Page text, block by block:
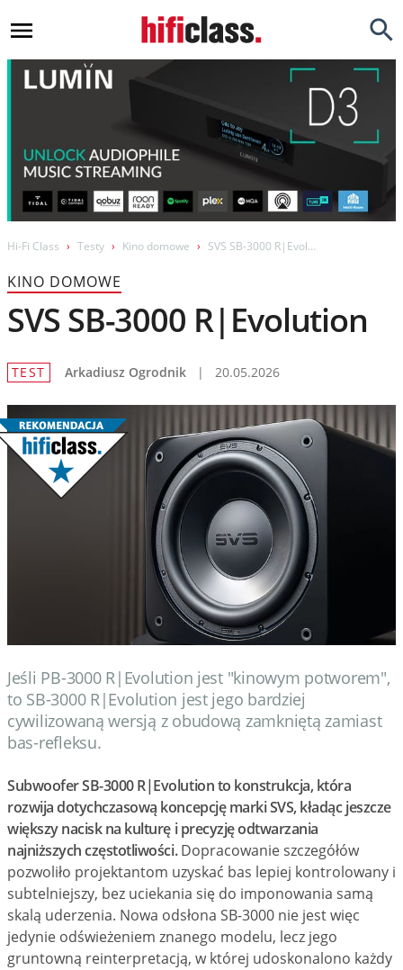
Testy
Opinie
Okazje
Gadżety
Porady
Prezentacje
Wywiady
Muzyka
Filmy
Hi-Fi Class Testy Kino domowe SVS SB-3000 R|Evolution
KINO DOMOWE
SVS SB-3000 R|Evolution
TEST Arkadiusz Ogrodnik | 20.05.2026
Jeśli PB-3000 R|Evolution jest "kinowym potworem",
to SB-3000 R|Evolution jest jego bardziej
cywilizowaną wersją z obudową zamkniętą zamiast
bas-refleksu.
Subwoofer SB-3000 R|Evolution to konstrukcja, która
rozwija dotychczasową koncepcję marki SVS, kładąc jeszcze
większy nacisk na kulturę i precyzję odtwarzania
najniższych częstotliwości.Dopracowanie szczegółów
pozwoliło projektantom uzyskać bas lepiej kontrolowany i
subtelniejszy, bez uciekania się do imponowania samą
skalą uderzenia. Nowa odsłona SB-3000 nie jest więc
jedynie odświeżeniem znanego modelu, lecz jego
gruntowną reinterpretacją, w której udoskonalono każdy